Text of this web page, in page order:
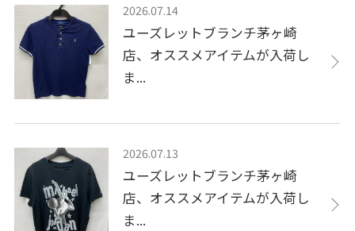
2026.07.14
ユーズレットブランチ茅ヶ崎
店、オススメアイテムが入荷し
ま...
2026.07.13
ユーズレットブランチ茅ヶ崎
店、オススメアイテムが入荷し
ま...